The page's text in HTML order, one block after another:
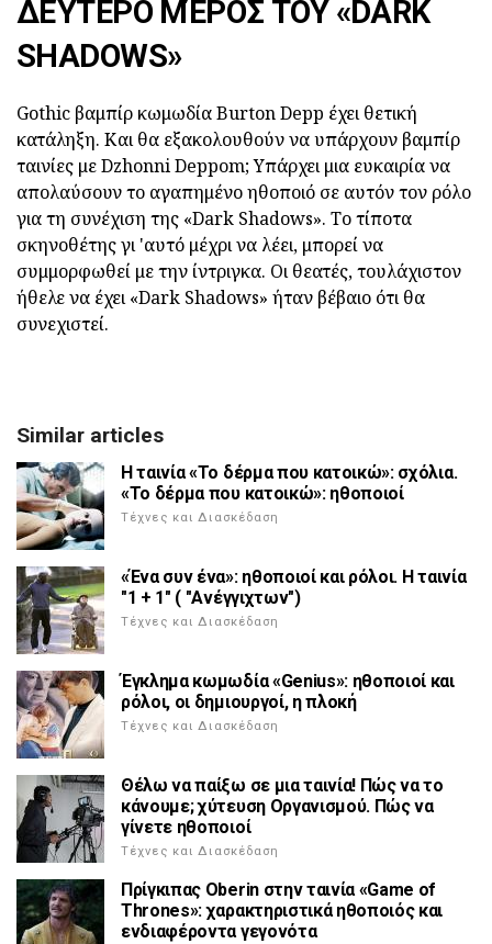
ΔΕΎΤΕΡΟ ΜΈΡΟΣ ΤΟΥ «DARK
SHADOWS»
Gothic βαμπίρ κωμωδία Burton Depp έχει θετική
κατάληξη. Και θα εξακολουθούν να υπάρχουν βαμπίρ
ταινίες με Dzhonni Deppom; Υπάρχει μια ευκαιρία να
απολαύσουν το αγαπημένο ηθοποιό σε αυτόν τον ρόλο
για τη συνέχιση της «Dark Shadows». Το τίποτα
σκηνοθέτης γι 'αυτό μέχρι να λέει, μπορεί να
συμμορφωθεί με την ίντριγκα. Οι θεατές, τουλάχιστον
ήθελε να έχει «Dark Shadows» ήταν βέβαιο ότι θα
συνεχιστεί.
Similar articles
Η ταινία «Το δέρμα που κατοικώ»: σχόλια.
«Το δέρμα που κατοικώ»: ηθοποιοί
Τέχνες και Διασκέδαση
«Ένα συν ένα»: ηθοποιοί και ρόλοι. Η ταινία
"1 + 1" ( "Ανέγγιχτων")
Τέχνες και Διασκέδαση
Έγκλημα κωμωδία «Genius»: ηθοποιοί και
ρόλοι, οι δημιουργοί, η πλοκή
Τέχνες και Διασκέδαση
Θέλω να παίξω σε μια ταινία! Πώς να το
κάνουμε; χύτευση Οργανισμού. Πώς να
γίνετε ηθοποιοί
Τέχνες και Διασκέδαση
Πρίγκιπας Oberin στην ταινία «Game of
Thrones»: χαρακτηριστικά ηθοποιός και
ενδιαφέροντα γεγονότα